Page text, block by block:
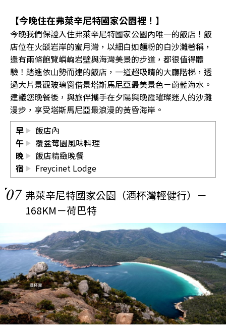
【今晚住在弗萊辛尼特國家公園裡！】
今晚我們保證入住弗萊辛尼特國家公園內唯一的飯店！飯
店位在火燄岩岸的蜜月灣，以細白如麵粉的白沙灘著稱，
還有兩條飽覽嶙峋岩壁與海灣美景的步道，都很值得體
驗！踏進依山勢而建的飯店，一道超吸睛的大廳階梯，透
過大片景觀玻璃窗借景塔斯馬尼亞最美景色－蔚藍海水。
建議您晚餐後，與旅伴攜手在夕陽與晚霞璀璨迷人的沙灘
漫步，享受塔斯馬尼亞最浪漫的黃昏海岸。
早
飯店內
午
覆盆莓園風味料理
晚
飯店精緻晚餐
宿
Freycinet Lodge
07 弗萊辛尼特國家公園（酒杯灣輕健行）－
168KM－荷巴特